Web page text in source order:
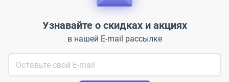
Узнавайте о скидках и акциях
в нашей E-mail рассылке